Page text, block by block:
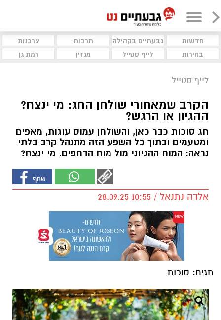
חדשות גבעתיים בקהילה תרבות
צרכנות
בחירות
לייף סטייל מגזין רמת גן
לייף סטייל
הקרב שמאחורי שולחן החג: מי ינצח?
ההגיון או הרגש?
חג סוכות כבר כאן, והשולחן עמוס עוגות, מאפים
ומטעמים ובתוך כל השפע הזה מתנהל קרב בלתי
נראה: המוח ההגיוני מול מוח הדחפים. מי ינצח?
אלדה נתנאל / 10:55 28.09.25
תגים: סוכות